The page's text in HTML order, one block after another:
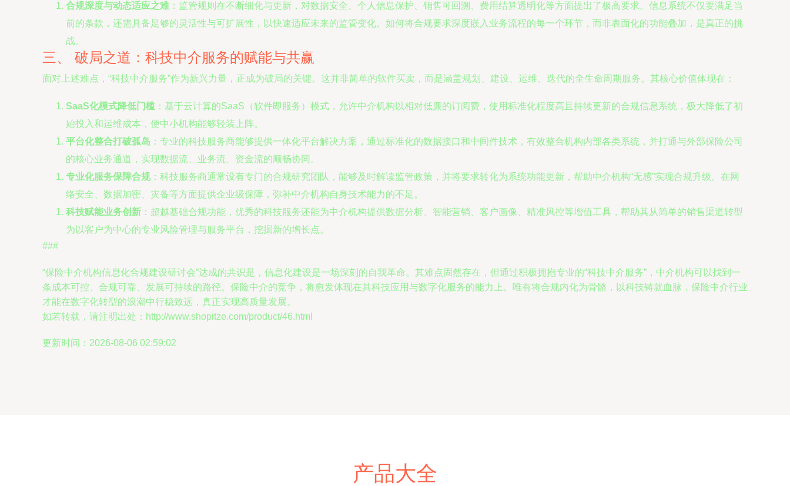
合规深度与动态适应之难 ：监管规则在不断细化与更新，对数据安全、个人信息保护、销售可回溯、费用结算透明化等方面提出了极高要求。信息系统不仅要满足当
前的条款，还需具备足够的灵活性与可扩展性，以快速适应未来的监管变化。如何将合规要求深度嵌入业务流程的每一个环节，而非表面化的功能叠加，是真正的挑
战。
三、 破局之道：科技中介服务的赋能与共赢
面对上述难点，“科技中介服务”作为新兴力量，正成为破局的关键。这并非简单的软件买卖，而是涵盖规划、建设、运维、迭代的全生命周期服务。其核心价值体现在：
SaaS化模式降低门槛 ：基于云计算的SaaS（软件即服务）模式，允许中介机构以相对低廉的订阅费，使用标准化程度高且持续更新的合规信息系统，极大降低了初
始投入和运维成本，使中小机构能够轻装上阵。
平台化整合打破孤岛 ：专业的科技服务商能够提供一体化平台解决方案，通过标准化的数据接口和中间件技术，有效整合机构内部各类系统，并打通与外部保险公司
的核心业务通道，实现数据流、业务流、资金流的顺畅协同。
专业化服务保障合规 ：科技服务商通常设有专门的合规研究团队，能够及时解读监管政策，并将要求转化为系统功能更新，帮助中介机构“无感”实现合规升级。在网
络安全、数据加密、灾备等方面提供企业级保障，弥补中介机构自身技术能力的不足。
科技赋能业务创新 ：超越基础合规功能，优秀的科技服务还能为中介机构提供数据分析、智能营销、客户画像、精准风控等增值工具，帮助其从简单的销售渠道转型
为以客户为中心的专业风险管理与服务平台，挖掘新的增长点。
###
“保险中介机构信息化合规建设研讨会”达成的共识是，信息化建设是一场深刻的自我革命。其难点固然存在，但通过积极拥抱专业的“科技中介服务”，中介机构可以找到一
条成本可控、合规可靠、发展可持续的路径。保险中介的竞争，将愈发体现在其科技应用与数字化服务的能力上。唯有将合规内化为骨骼，以科技铸就血脉，保险中介行业
才能在数字化转型的浪潮中行稳致远，真正实现高质量发展。
如若转载，请注明出处：http://www.shopitze.com/product/46.html
更新时间：2026-08-06 02:59:02
产品大全